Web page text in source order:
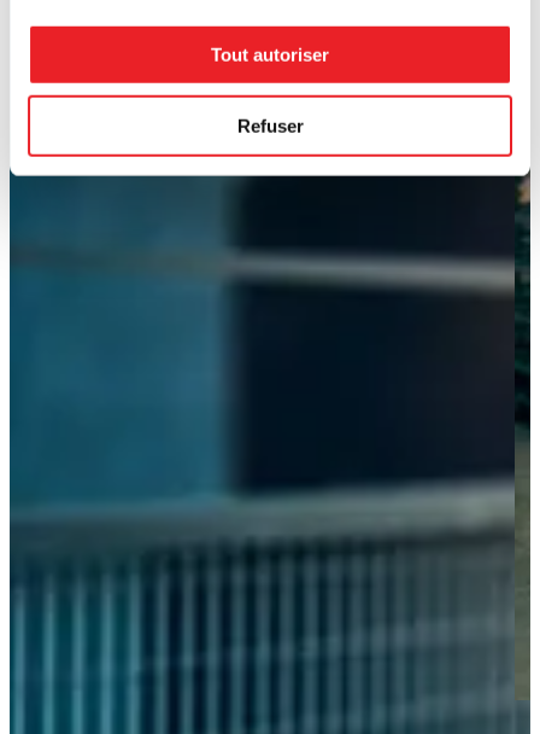
Tout autoriser
Refuser